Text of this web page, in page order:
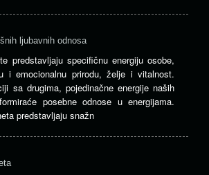
ljubavnih odnosa
predstavljaju specifičnu energiju osobe,
i emocionalnu prirodu, želje i vitalnost.
sa drugima, pojedinačne energije naših
posebne odnose u energijama.
predstavljaju snažn